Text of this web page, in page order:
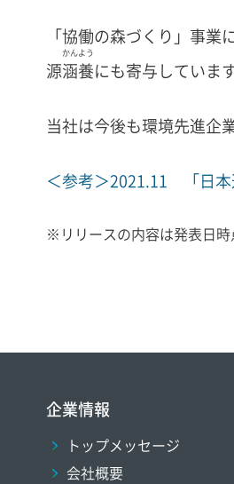
「協働の森づくり」事業
源涵養
かんよう
にも寄与しています
当社は今後も環境先進企
＜参考＞2021.11 「日
※ リリースの内容は発表日
企業情報
トップメッセージ
会社概要